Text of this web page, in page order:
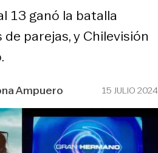
13 ganó la batalla
parejas, y Chilevisión
Ampuero 15 JULIO 2024